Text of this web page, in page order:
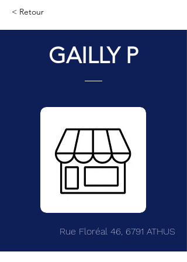
< Retour
GAILLY P
Rue Floréal 46, 6791 ATHUS